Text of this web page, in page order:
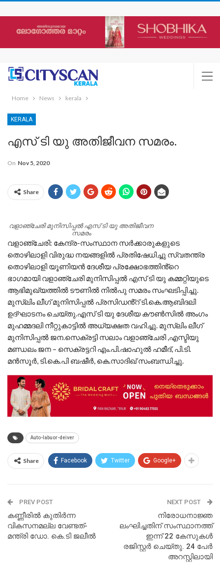
Home News kerala
KERALA
എസ് ടി യു അതിജീവന സമരം.
On Nov 5, 2020
Share
വളാഞ്ചേരി മുനിസിപ്പൽ എസ് ടി യു അതിജീവന
സമരം
വളാഞ്ചേരി: കേന്ദ്ര-സംസ്ഥാന സർക്കാരുകളുടെ
തൊഴിലാളി വിരുദ്ധ നയങ്ങളിൽ പ്രതിഷേധിച്ചു സ്വതന്ത്ര
തൊഴിലാളി യൂണിയൻ ദേശീയ പ്രക്ഷോഭത്തിൻ്റെ
ഭാഗമായി വളാഞ്ചേരി മുനിസിപ്പൽ എസ് ടി യു കമ്മറ്റിയുടെ
ആഭിമുഖ്യത്തിൽ ടൗണിൽ നിൽപു സമരം സംഘടിപ്പിച്ചു.
മുസ്ലിം ലീഗ് മുനിസിപ്പൽ പ്രസിഡൻ്റ് ടി.കെ.ആബിദലി
ഉദ്ഘാടനം ചെയ്തു.എസ് ടി യു ദേശീയ കൗൺസിൽ അംഗം
മുഹമ്മദലി നീറ്റുകാട്ടിൽ അധ്യക്ഷത വഹിച്ചു. മുസ്ലിം ലീഗ്
മുനിസിപ്പൽ ജന.സെക്രട്ടി സലാം വളാഞ്ചേരി ,എസ്ടിയു
മണ്ഡലം ജന – സെക്രട്ടറി എം.പി.ഷാഹുൽ ഹമീദ്, പി.ടി.
മൻസൂർ, ടി.കെ.പി ബഷീർ, കെ.സാദിഖ് സംബന്ധിച്ചു.
Auto-labuor-deiver
Share Facebook Twitter Google+
PREV POST
കണ്ണീരില്‍ കുതിര്‍ന്ന
വികസനമല്ല വേണ്ടത്-
മന്ത്രി ഡോ. കെ.ടി ജലീല്‍
NEXT POST
നിരോധനാജ്ഞ
ലംഘിച്ചതിന് സംസ്ഥാനത്ത്
ഇന്ന് 22 കേസുകള്‍
രജിസ്റ്റര്‍ ചെയ്തു. 24 പേര്‍
അറസ്റ്റിലായി